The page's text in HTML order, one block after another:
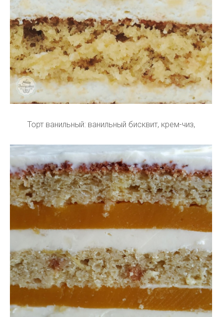
Торт ванильный: ванильный бисквит, крем-чиз,